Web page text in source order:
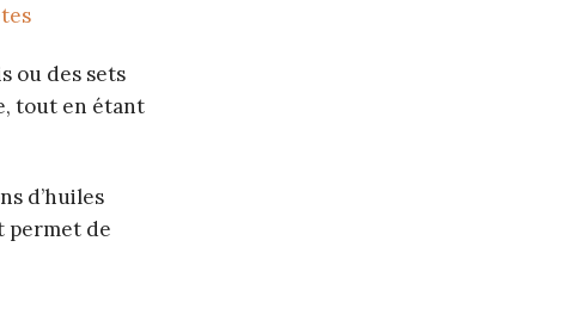
ou des sets
tout en étant
d’huiles
permet de